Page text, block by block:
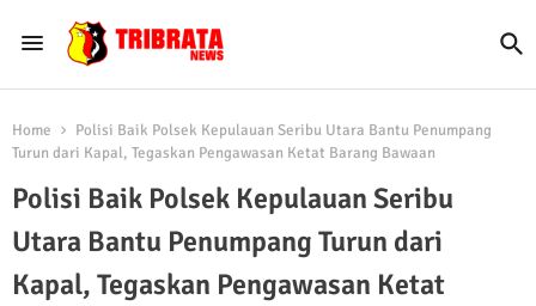
Home
Polisi Baik Polsek Kepulauan Seribu Utara Bantu Penumpang
Turun dari Kapal, Tegaskan Pengawasan Ketat Barang Bawaan
Polisi Baik Polsek Kepulauan Seribu
Utara Bantu Penumpang Turun dari
Kapal, Tegaskan Pengawasan Ketat